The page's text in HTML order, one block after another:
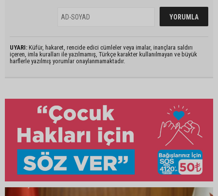
UYARI: Küfür, hakaret, rencide edici cümleler veya imalar, inançlara saldırı
içeren, imla kuralları ile yazılmamış, Türkçe karakter kullanılmayan ve büyük
harflerle yazılmış yorumlar onaylanmamaktadır.